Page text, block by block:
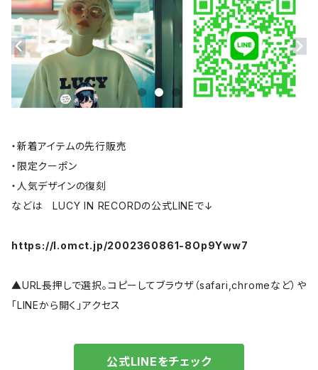
・新着アイテムの先行販売
・限定クーポン
・人気デザインの復刻
などは LUCY IN RECORDの公式LINEで↓
https://l.omct.jp/2002360861-8Op9Yww7
▲URL長押しで選択。コピーしてブラウザ（safari,chromeなど）や
「LINEから開く」アクセス
公式LINEをチェック